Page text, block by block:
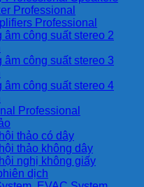
Professional
Professional
âm công suất stereo 2
âm công suất stereo 3
âm công suất stereo 4
Professional
thảo có dây
thảo không dây
nghị không giấy
dịch